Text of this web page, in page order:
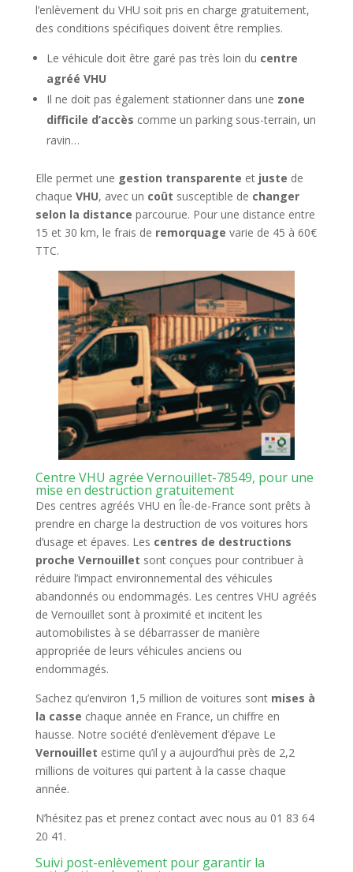
l’enlèvement du VHU soit pris en charge gratuitement,
des conditions spécifiques doivent être remplies.
Le véhicule doit être garé pas très loin du centre
agréé VHU
Il ne doit pas également stationner dans une zone
difficile d’accès comme un parking sous-terrain, un
ravin…
Elle permet une gestion transparente et juste de
chaque VHU, avec un coût susceptible de changer
selon la distance parcourue. Pour une distance entre
15 et 30 km, le frais de remorquage varie de 45 à 60€
TTC.
Centre VHU agrée Vernouillet-78549, pour une
mise en destruction gratuitement
Des centres agréés VHU en Île-de-France sont prêts à
prendre en charge la destruction de vos voitures hors
d’usage et épaves. Les centres de destructions
proche Vernouillet sont conçues pour contribuer à
réduire l’impact environnemental des véhicules
abandonnés ou endommagés. Les centres VHU agréés
de Vernouillet sont à proximité et incitent les
automobilistes à se débarrasser de manière
appropriée de leurs véhicules anciens ou
endommagés.
Sachez qu’environ 1,5 million de voitures sont mises à
la casse chaque année en France, un chiffre en
hausse. Notre société d’enlèvement d’épave Le
Vernouillet estime qu’il y a aujourd’hui près de 2,2
millions de voitures qui partent à la casse chaque
année.
N’hésitez pas et prenez contact avec nous au 01 83 64
20 41.
Suivi post-enlèvement pour garantir la